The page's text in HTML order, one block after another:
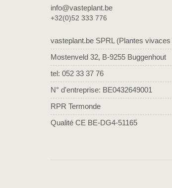
info@vasteplant.be
+32(0)52 333 776
vasteplant.be SPRL (Plantes
Mostenveld 32, B-9255 Buggenhout
tel: 052 33 37 76
N° d'entreprise: BE0432649001
RPR Termonde
Qualité CE BE-DG4-51165